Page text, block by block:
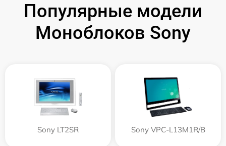
Популярные модели
Моноблоков Sony
Sony LT2SR Sony VPC-L13M1R/B